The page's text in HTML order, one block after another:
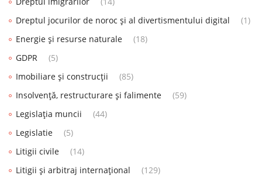
Dreptul jocurilor de noroc și al divertismentului digital
(1)
Energie și resurse naturale
(18)
GDPR
(5)
Imobiliare și construcții
(85)
Insolvență, restructurare și falimente
(59)
Legislația muncii
(44)
Legislatie
(5)
Litigii civile
(14)
Litigii și arbitraj internațional
(129)